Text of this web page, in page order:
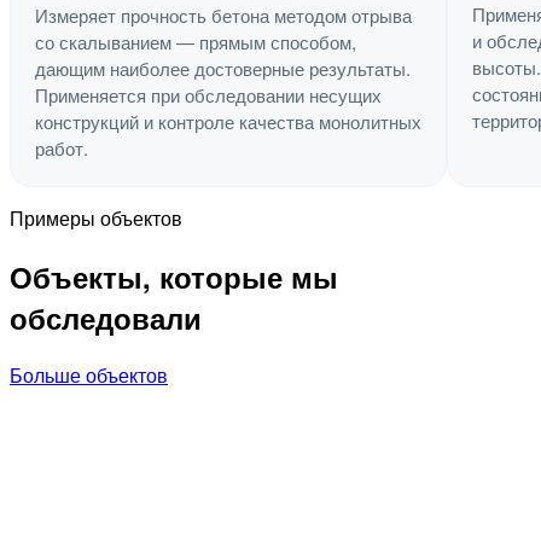
Измеряет прочность бетона методом отрыва
со скалыванием — прямым способом,
дающим наиболее достоверные результаты.
Применяется при обследовании несущих
конструкций и контроле качества монолитных
работ.
и
Примеры объектов
Объекты, которые мы
обследовали
Больше объектов